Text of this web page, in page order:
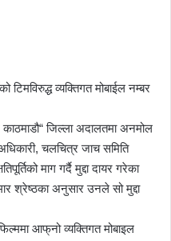
व्यक्तिगत मोबाईल नम्बर
काठमाडौ“ जिल्ला अदालतमा अनमोल
चलचित्र जाच समिति
माग गर्दै मुद्दा दायर गरेका
श्रेष्ठका अनुसार उनले सो मुद्दा
आफ्‌नो व्यक्तिगत मोबाइल